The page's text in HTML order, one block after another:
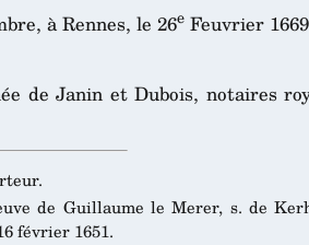
à Rennes, le 26e Feuvrier
de Janin et Dubois, notaires
de Guillaume le Merer, s. de
février 1651.